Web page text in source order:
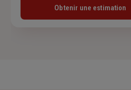
Obtenir une estimation